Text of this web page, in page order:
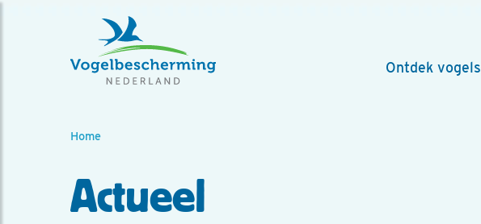
Ontdek vogels
Home
Actueel